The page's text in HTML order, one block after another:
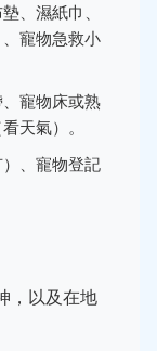
、濕紙巾、
寵物急救小
、寵物床或熟
天氣）。
、寵物登記
，以及在地